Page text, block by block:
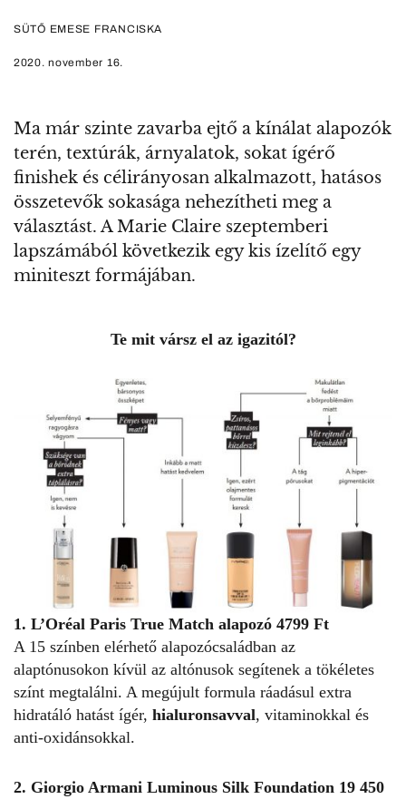
SÜTŐ EMESE FRANCISKA
2020. november 16.
Ma már szinte zavarba ejtő a kínálat alapozók
terén, textúrák, árnyalatok, sokat ígérő
finishek és célirányosan alkalmazott, hatásos
összetevők sokasága nehezítheti meg a
választást. A Marie Claire szeptemberi
lapszámából következik egy kis ízelítő egy
miniteszt formájában.
Te mit vársz el az igazitól?
1. L’Oréal Paris True Match alapozó 4799 Ft
A 15 színben elérhető alapozócsaládban az
alaptónusokon kívül az altónusok segítenek a tökéletes
színt megtalálni. A megújult formula ráadásul extra
hidratáló hatást ígér, hialuronsavval, vitaminokkal és
anti-oxidánsokkal.
2. Giorgio Armani Luminous Silk Foundation 19 450